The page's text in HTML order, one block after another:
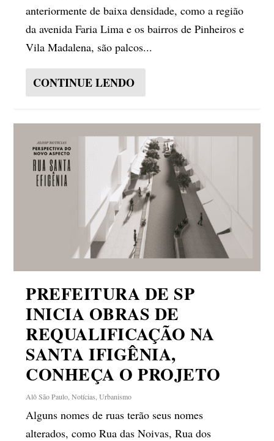
anteriormente de baixa densidade, como a região
da avenida Faria Lima e os bairros de Pinheiros e
Vila Madalena, são palcos...
CONTINUE LENDO
PREFEITURA DE SP
INICIA OBRAS DE
REQUALIFICAÇÃO NA
SANTA IFIGÊNIA,
CONHEÇA O PROJETO
Alô São Paulo ,Notícias ,Urbanismo
Alguns nomes de ruas terão seus nomes
alterados, como Rua das Noivas, Rua dos